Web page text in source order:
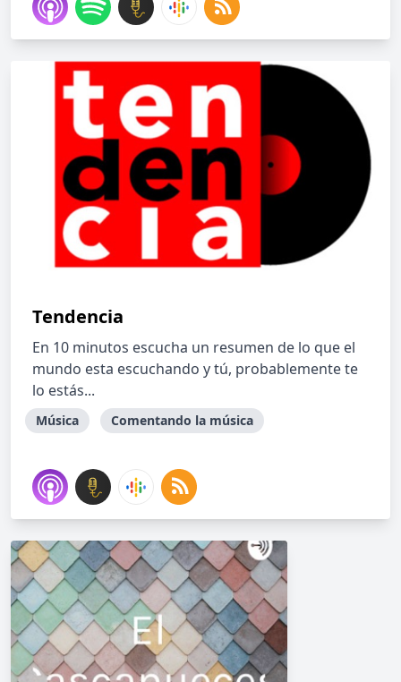
Tendencia
En 10 minutos escucha un resumen de lo que el
mundo esta escuchando y tú, probablemente te
lo estás...
Música Comentando la música